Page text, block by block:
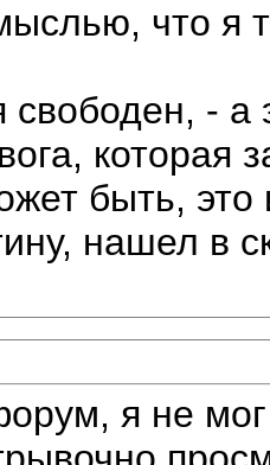
что я
- а
которая
быть,
нашел в
я не